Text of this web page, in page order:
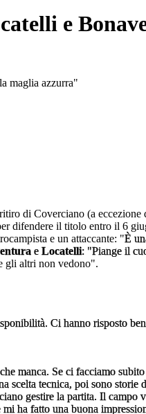
e
maglia azzurra"
di Coverciano (a eccezione
difendere il titolo entro il 6
e un attaccante: "È
e Locatelli: "Piange il
gli altri non vedono".
Ci hanno risposto
manca. Se ci facciamo
scelta tecnica, poi sono storie
gestire la partita. Il campo
ha fatto una buona